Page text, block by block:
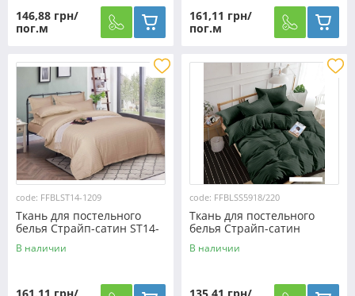
146,88 грн/
пог.м
161,11 грн/
пог.м
code: FFBLST14-1209
Ткань для постельного
белья Страйп-сатин ST14-
1209 (50м)
В наличии
code: FFBLSS5918/220
Ткань для постельного
белья Страйп-сатин
SS5918/220 (60м)
В наличии